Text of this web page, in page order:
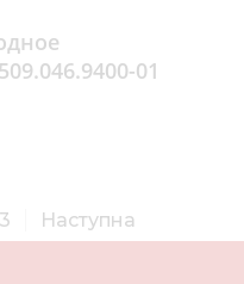
01
3 Наступна